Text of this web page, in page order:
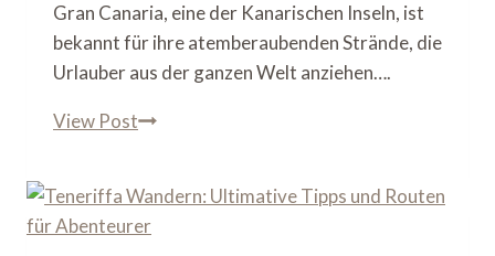
Gran Canaria, eine der Kanarischen Inseln, ist
bekannt für ihre atemberaubenden Strände, die
Urlauber aus der ganzen Welt anziehen….
View PostGran
Der
ultimative